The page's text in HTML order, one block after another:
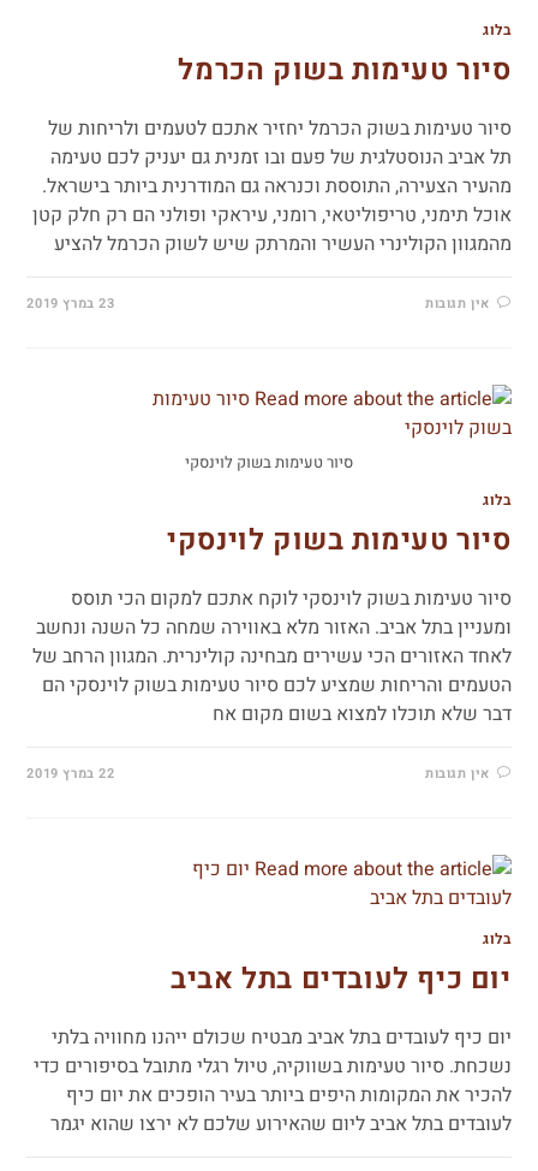
בלוג
סיור טעימות בשוק הכרמל
סיור טעימות בשוק הכרמל יחזיר אתכם לטעמים ולריחות של
תל אביב הנוסטלגית של פעם ובו זמנית גם יעניק לכם טעימה
מהעיר הצעירה, התוססת וכנראה גם המודרנית ביותר בישראל.
אוכל תימני, טריפוליטאי, רומני, עיראקי ופולני הם רק חלק קטן
מהמגוון הקולינרי העשיר והמרתק שיש לשוק הכרמל להציע
אין תגובות 23 במרץ 2019
סיור טעימות בשוק לוינסקי
בלוג
סיור טעימות בשוק לוינסקי
סיור טעימות בשוק לוינסקי לוקח אתכם למקום הכי תוסס
ומעניין בתל אביב. האזור מלא באווירה שמחה כל השנה ונחשב
לאחד האזורים הכי עשירים מבחינה קולינרית. המגוון הרחב של
הטעמים והריחות שמציע לכם סיור טעימות בשוק לוינסקי הם
דבר שלא תוכלו למצוא בשום מקום אח
אין תגובות 22 במרץ 2019
בלוג
יום כיף לעובדים בתל אביב
יום כיף לעובדים בתל אביב מבטיח שכולם ייהנו מחוויה בלתי
נשכחת. סיור טעימות בשווקיה, טיול רגלי מתובל בסיפורים כדי
להכיר את המקומות היפים ביותר בעיר הופכים את יום כיף
לעובדים בתל אביב ליום שהאירוע שלכם לא ירצו שהוא יגמר